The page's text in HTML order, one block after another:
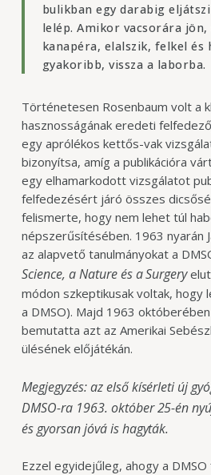
bulikban egy darabig
lelép. Amikor vacsorára jön,
kanapéra, elalszik, felkel és
gyakoribb, vissza a laborba.
Történetesen Rosenbaum volt a
hasznosságának eredeti
egy aprólékos kettős-vak
bizonyítsa, amíg a publikációra
egy elhamarkodott vizsgálatot
felfedezésért járó összes
felismerte, hogy nem lehet túl
népszerűsítésében. 1963 nyarán
az alapvető tanulmányokat a
Science, a Nature és a Surgery
módon szkeptikusak voltak, hogy
a DMSO). Majd 1963
bemutatta azt az Amerikai
ülésének előjátékán.
Megjegyzés: az első kísérleti új
DMSO-ra 1963. október 25-én
és gyorsan jóvá is hagyták.
Ezzel egyidejűleg, ahogy a